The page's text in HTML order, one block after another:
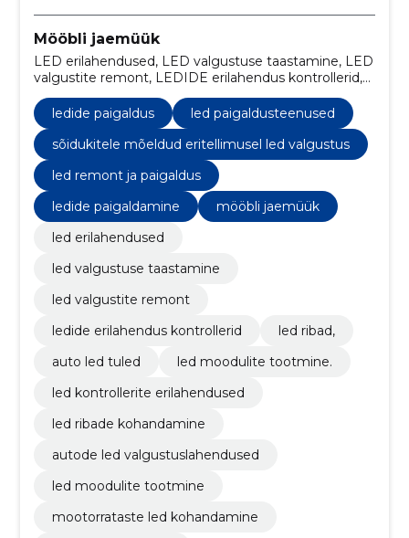
Mööbli jaemüük
LED erilahendused, LED valgustuse taastamine, LED
valgustite remont, LEDIDE erilahendus kontrollerid,
moodulite tootmine., LED kontrollerite
erilahendused, LED paigaldusteenused
ledide paigaldus
led paigaldusteenused
sõidukitele mõeldud eritellimusel led valgustus
led remont ja paigaldus
ledide paigaldamine
mööbli jaemüük
led erilahendused
led valgustuse taastamine
led valgustite remont
ledide erilahendus kontrollerid
led ribad,
auto led tuled
led moodulite tootmine.
led kontrollerite erilahendused
led ribade kohandamine
autode led valgustuslahendused
led moodulite tootmine
mootorrataste led kohandamine